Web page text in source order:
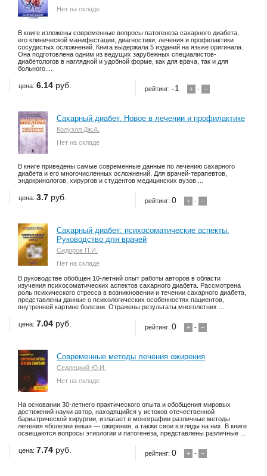
Нет на складе
В книге изложены современные вопросы патогенеза сахарного диабета,
его клинической манифестации, диагностики, лечения и профилактики
сосудистых осложнений. Книга выдержала 5 изданий на языке оригинала.
Она подготовлена одним из ведущих зарубежных специалистов-
диабетологов в наглядной и удобной форме, как для врача, так и для
больного....
рейтинг:-1 + - −
цена: 6.14 руб.
Сахарный диабет. Новое в лечении и профилактике
Колуэлл Дж.А.
Нет на складе
В книге приведены самые современные данные по лечению сахарного
диабета и его многочисленных осложнений. Для врачей-терапевтов,
эндокринологов, хирургов и студентов медицинских вузов....
рейтинг:0 + - −
цена: 3.7 руб.
Сахарный диабет: психосоматические аспекты.
Руководство для врачей
Сидоров П.И.
Нет на складе
В руководстве обобщен 10-летний опыт работы авторов в области
изучения психосоматических аспектов сахарного диабета. Рассмотрена
роль психического стресса в возникновении и течении сахарного диабета,
представлены данные о психологических особенностях пациентов,
внутренней картине болезни. Отражены результаты многолетних ...
рейтинг:0 + - −
цена: 7.04 руб.
Современные методы лечения ожирения
Седлецкий Ю.И.
Нет на складе
На основании 30-летнего практического опыта и обобщения мировых
достижений науки автор, находящийся у истоков отечественной
бариатрической хирургии, излагает в монографии различные методы
лечения «болезни века» — ожирения, а также свои взгляды на них. В книге
освещаются вопросы этиологии и патогенеза, представлены различные ...
рейтинг:0 + - −
цена: 7.74 руб.